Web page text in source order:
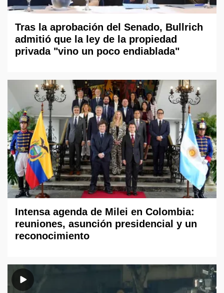
Tras la aprobación del Senado, Bullrich
admitió que la ley de la propiedad
privada "vino un poco endiablada"
Intensa agenda de Milei en Colombia:
reuniones, asunción presidencial y un
reconocimiento